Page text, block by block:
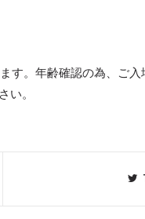
す。年齢確認の為、ご
。